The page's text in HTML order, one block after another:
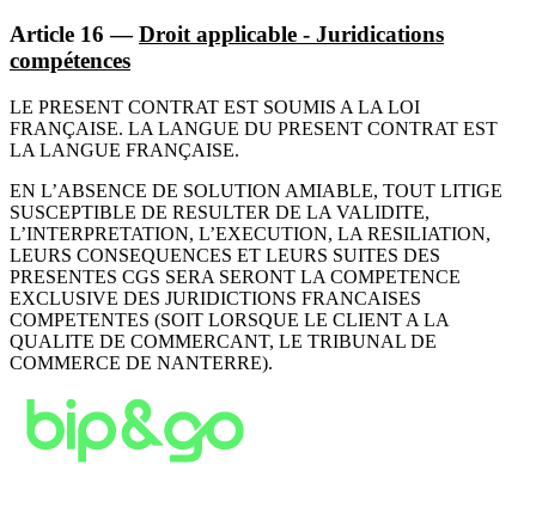
Article 16 —Droit applicable - Juridications
compétences
LE PRESENT CONTRAT EST SOUMIS A LA LOI
FRANÇAISE. LA LANGUE DU PRESENT CONTRAT EST
LA LANGUE FRANÇAISE.
EN L’ABSENCE DE SOLUTION AMIABLE, TOUT LITIGE
SUSCEPTIBLE DE RESULTER DE LA VALIDITE,
L’INTERPRETATION, L’EXECUTION, LA RESILIATION,
LEURS CONSEQUENCES ET LEURS SUITES DES
PRESENTES CGS SERA SERONT LA COMPETENCE
EXCLUSIVE DES JURIDICTIONS FRANCAISES
COMPETENTES (SOIT LORSQUE LE CLIENT A LA
QUALITE DE COMMERCANT, LE TRIBUNAL DE
COMMERCE DE NANTERRE).